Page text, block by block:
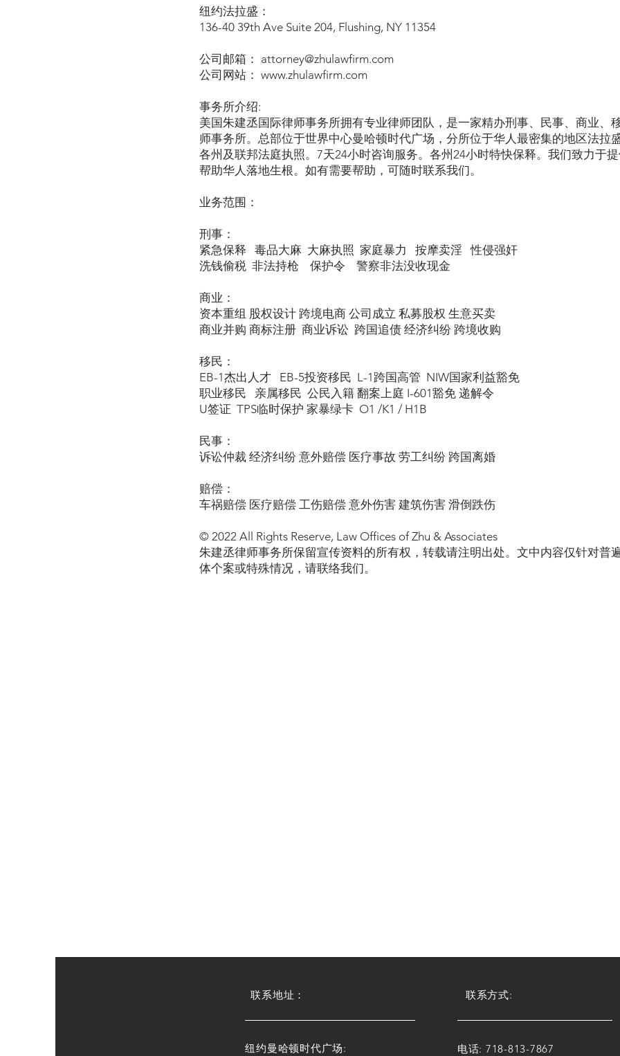
纽约法拉盛：
136-40 39th Ave Suite 204, Flushing, NY 11354
公司邮箱： attorney@zhulawfirm.com
公司网站： www.zhulawfirm.com
事务所介绍:
美国朱建丞国际律师事务所拥有专业律师团队，是一家精办刑事、民事、商业、
师事务所。总部位于世界中心曼哈顿时代广场，分所位于华人最密集的地区法拉
各州及联邦法庭执照。7天24小时咨询服务。各州24小时特快保释。我们致力于提
帮助华人落地生根。如有需要帮助，可随时联系我们。
业务范围：
刑事：
紧急保释 毒品大麻 大麻执照 家庭暴力 按摩卖淫 性侵强奸
洗钱偷税 非法持枪 保护令 警察非法没收现金
商业：
资本重组 股权设计 跨境电商 公司成立 私募股权 生意买卖
商业并购 商标注册 商业诉讼 跨国追债 经济纠纷 跨境收购
移民：
EB-1杰出人才 EB-5投资移民 L-1跨国高管 NIW国家利益豁免
职业移民 亲属移民 公民入籍 翻案上庭 I-601豁免 递解令
U签证 TPS临时保护 家暴绿卡 O1 /K1 / H1B
民事：
诉讼仲裁 经济纠纷 意外赔偿 医疗事故 劳工纠纷 跨国离婚
赔偿：
车祸赔偿 医疗赔偿 工伤赔偿 意外伤害 建筑伤害 滑倒跌伤
© 2022 All Rights Reserve, Law Offices of Zhu & Associates
朱建丞律师事务所保留宣传资料的所有权，转载请注明出处。文中内容仅针对普
体个案或特殊情况，请联络我们。
​联系地址：
纽约曼哈顿时代广场:
联系方式:
电话: 718-813-7867